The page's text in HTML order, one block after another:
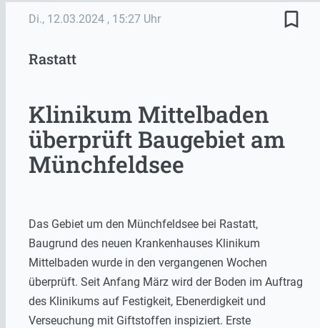
Di., 12.03.2024 , 15:27 Uhr bookmark_border
Rastatt
Klinikum Mittelbaden
überprüft Baugebiet am
Münchfeldsee
Das Gebiet um den Münchfeldsee bei Rastatt,
Baugrund des neuen Krankenhauses Klinikum
Mittelbaden wurde in den vergangenen Wochen
überprüft. Seit Anfang März wird der Boden im Auftrag
des Klinikums auf Festigkeit, Ebenerdigkeit und
Verseuchung mit Giftstoffen inspiziert. Erste